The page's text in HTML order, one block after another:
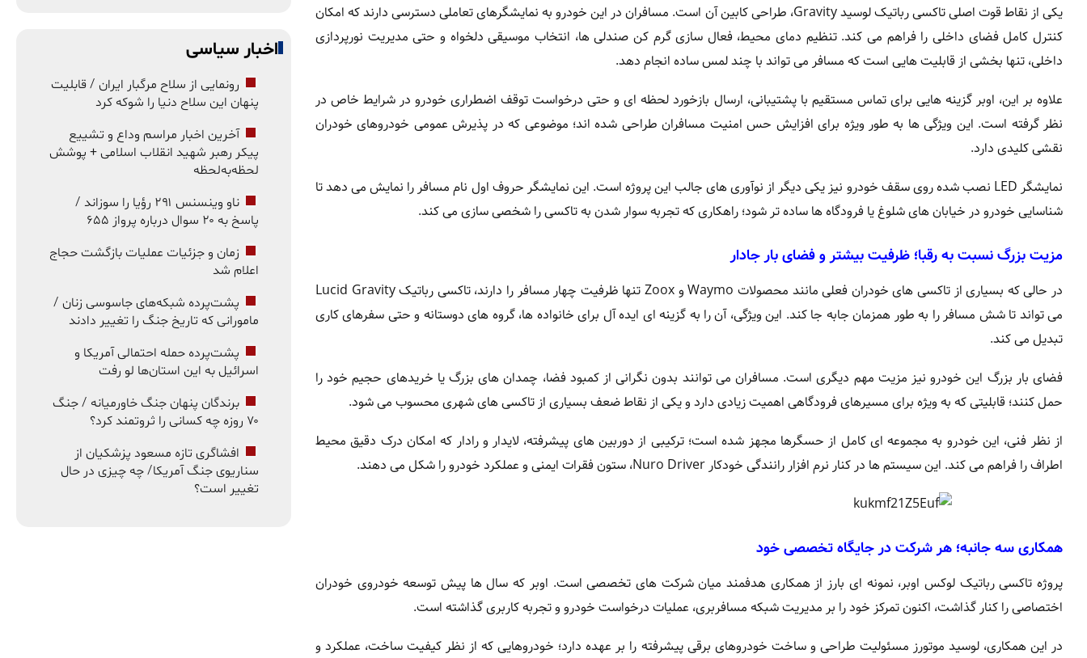
یکی از نقاط قوت اصلی تاکسی رباتیک لوسید Gravity، طراحی کابین آن است. مسافران در این خودرو به نمایشگرهای تعاملی دسترسی دارند که امکان
کنترل کامل فضای داخلی را فراهم می کند. تنظیم دمای محیط، فعال سازی گرم کن صندلی ها، انتخاب موسیقی دلخواه و حتی مدیریت نورپردازی
داخلی، تنها بخشی از قابلیت هایی است که مسافر می تواند با چند لمس ساده انجام دهد.
علاوه بر این، اوبر گزینه هایی برای تماس مستقیم با پشتیبانی، ارسال بازخورد لحظه ای و حتی درخواست توقف اضطراری خودرو در شرایط خاص در
نظر گرفته است. این ویژگی ها به طور ویژه برای افزایش حس امنیت مسافران طراحی شده اند؛ موضوعی که در پذیرش عمومی خودروهای خودران
نقشی کلیدی دارد.
نمایشگر LED نصب شده روی سقف خودرو نیز یکی دیگر از نوآوری های جالب این پروژه است. این نمایشگر حروف اول نام مسافر را نمایش می دهد تا
شناسایی خودرو در خیابان های شلوغ یا فرودگاه ها ساده تر شود؛ راهکاری که تجربه سوار شدن به تاکسی را شخصی سازی می کند.
مزیت بزرگ نسبت به رقبا؛ ظرفیت بیشتر و فضای بار جادار
در حالی که بسیاری از تاکسی های خودران فعلی مانند محصولات Waymo و Zoox تنها ظرفیت چهار مسافر را دارند، تاکسی رباتیک Lucid Gravity
می تواند تا شش مسافر را به طور همزمان جابه جا کند. این ویژگی، آن را به گزینه ای ایده آل برای خانواده ها، گروه های دوستانه و حتی سفرهای کاری
تبدیل می کند.
فضای بار بزرگ این خودرو نیز مزیت مهم دیگری است. مسافران می توانند بدون نگرانی از کمبود فضا، چمدان های بزرگ یا خریدهای حجیم خود را
حمل کنند؛ قابلیتی که به ویژه برای مسیرهای فرودگاهی اهمیت زیادی دارد و یکی از نقاط ضعف بسیاری از تاکسی های شهری محسوب می شود.
از نظر فنی، این خودرو به مجموعه ای کامل از حسگرها مجهز شده است؛ ترکیبی از دوربین های پیشرفته، لایدار و رادار که امکان درک دقیق محیط
اطراف را فراهم می کند. این سیستم ها در کنار نرم افزار رانندگی خودکار Nuro Driver، ستون فقرات ایمنی و عملکرد خودرو را شکل می دهند.
همکاری سه جانبه؛ هر شرکت در جایگاه تخصصی خود
پروژه تاکسی رباتیک لوکس اوبر، نمونه ای بارز از همکاری هدفمند میان شرکت های تخصصی است. اوبر که سال ها پیش توسعه خودروی خودران
اختصاصی را کنار گذاشت، اکنون تمرکز خود را بر مدیریت شبکه مسافربری، عملیات درخواست خودرو و تجربه کاربری گذاشته است.
در این همکاری، لوسید موتورز مسئولیت طراحی و ساخت خودروهای برقی پیشرفته را بر عهده دارد؛ خودروهایی که از نظر کیفیت ساخت، عملکرد و
اخبار سیاسی
رونمایی از سلاح مرگبار ایران / قابلیت
پنهان این سلاح دنیا را شوکه کرد
آخرین اخبار مراسم وداع و تشییع
پیکر رهبر شهید انقلاب اسلامی + پوشش
لحظه‌به‌لحظه
ناو وینسنس ۲۹۱ رؤیا را سوزاند /
پاسخ به ۲۰ سوال درباره پرواز ۶۵۵
زمان و جزئیات عملیات بازگشت حجاج
اعلام شد
پشت‌پرده شبکه‌های جاسوسی زنان /
مامورانی که تاریخ جنگ را تغییر دادند
پشت‌پرده حمله احتمالی آمریکا و
اسرائیل به این استان‌ها لو رفت
برندگان پنهان جنگ خاورمیانه / جنگ
۷۰ روزه چه کسانی را ثروتمند کرد؟
افشاگری تازه مسعود پزشکیان از
سناریوی جنگ آمریکا/ چه چیزی در حال
تغییر است؟